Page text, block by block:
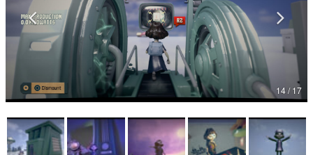
アプリレビュー
その他
電ファミニコゲーマーとは？
運営：株式会社マレ
14 / 17